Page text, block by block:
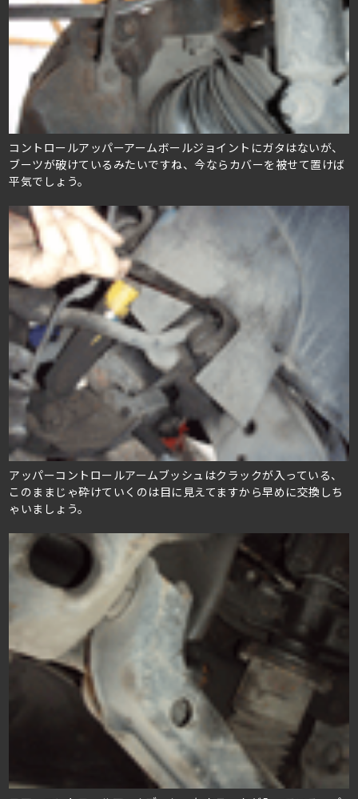
コントロールアッパーアームボールジョイントにガタはないが、
ブーツが破けているみたいですね、今ならカバーを被せて置けば
平気でしょう。
アッパーコントロールアームブッシュはクラックが入っている、
このままじゃ砕けていくのは目に見えてますから早めに交換しち
ゃいましょう。